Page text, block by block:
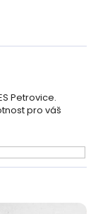
Petrovice.
pro váš